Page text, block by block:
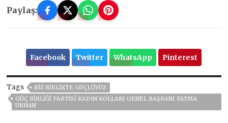
Paylaş:
Facebook Twitter WhatsApp Pinterest
Tags
BIZ BIRLIKTE GÜÇLÜYÜZ
GÜÇ BIRLIĞI PARTISI KADIN KOLLARI GENEL BAŞKANI FATMA
URHAN